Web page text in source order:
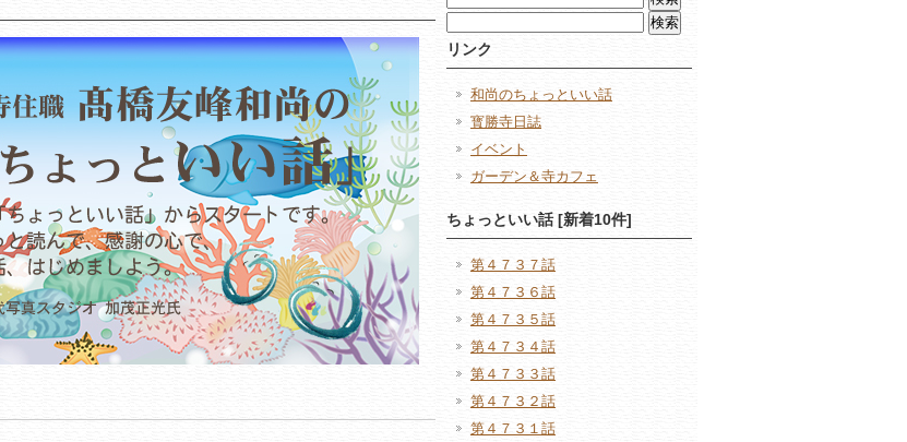
索:
索:
リンク
和尚のちょっといい話
寳勝寺日誌
イベント
ガーデン＆寺カフェ
ちょっといい話 [新着10件]
第４７３７話
第４７３６話
第４７３５話
第４７３４話
第４７３３話
第４７３２話
第４７３１話